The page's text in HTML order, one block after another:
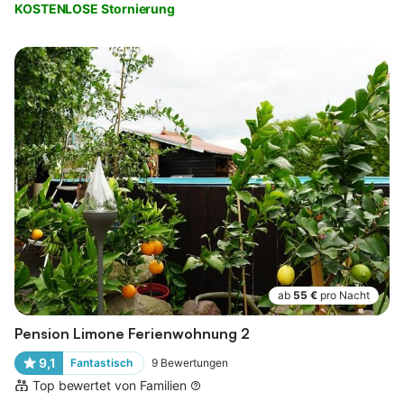
KOSTENLOSE Stornierung
ab 55 € pro Nacht
Pension Limone Ferienwohnung 2
9,1 Fantastisch 9 Bewertungen
Top bewertet von Familien